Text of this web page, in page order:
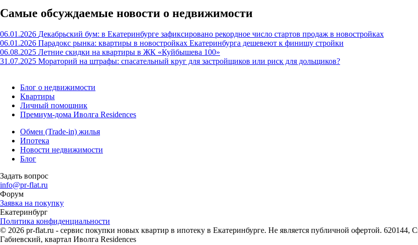
Самые обсуждаемые новости о недвижимости
06.01.2026 Декабрьский бум: в Екатеринбурге зафиксировано рекордное число стартов продаж в новостройках
06.01.2026 Парадокс рынка: квартиры в новостройках Екатеринбурга дешевеют к финишу стройки
06.08.2025 Летние скидки на квартиры в ЖК «Куйбышева 100»
31.07.2025 Мораторий на штрафы: спасательный круг для застройщиков или риск для дольщиков?
Блог о недвижимости
Квартиры
Личный помощник
Премиум-дома Иволга Residences
Обмен (Trade-in) жилья
Ипотека
Новости недвижимости
Блог
Задать вопрос
info@pr-flat.ru
Форум
Заявка на покупку
Екатеринбург
Политика конфиденциальности
© 2026 pr-flat.ru - сервис покупки новых квартир в ипотеку в Екатеринбурге. Не является публичной офертой. 620144,
Габиевский, квартал Иволга Residences